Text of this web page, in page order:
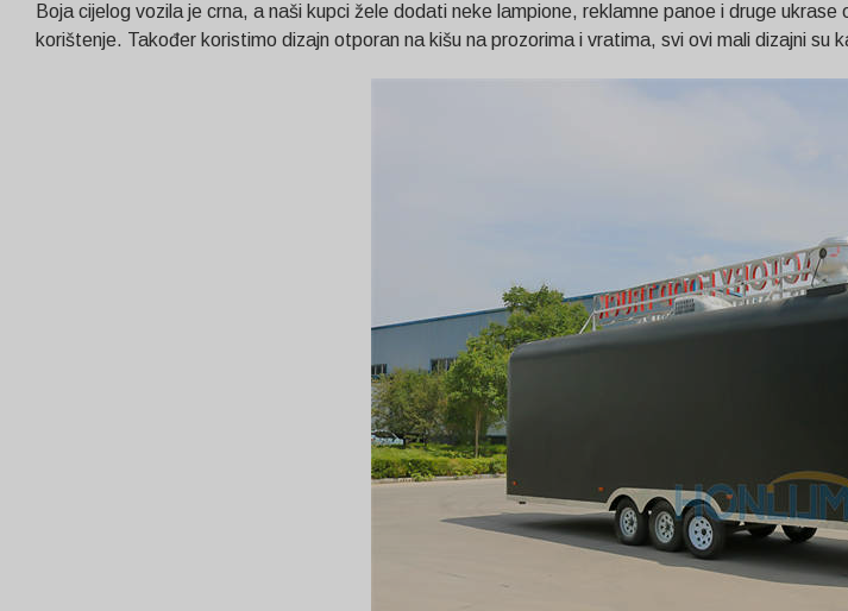
Boja cijelog vozila je crna, a naši kupci žele dodati neke lampione, reklamne panoe i druge
korištenje. Također koristimo dizajn otporan na kišu na prozorima i vratima, svi ovi mali dizajni su